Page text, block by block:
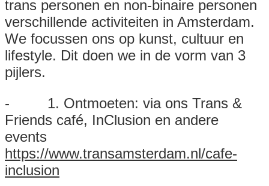
trans personen en non-binaire personen
verschillende activiteiten in Amsterdam.
We focussen ons op kunst, cultuur en
lifestyle. Dit doen we in de vorm van 3
pijlers.
- 1. Ontmoeten: via ons Trans &
Friends café, InClusion en andere
events
https://www.transamsterdam.nl/cafe-
inclusion